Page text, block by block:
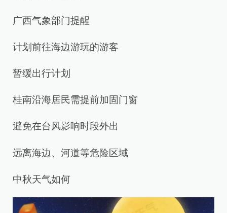
广西气象部门提醒
计划前往海边游玩的游客
暂缓出行计划
桂南沿海居民需提前加固门窗
避免在台风影响时段外出
远离海边、河道等危险区域
中秋天气如何